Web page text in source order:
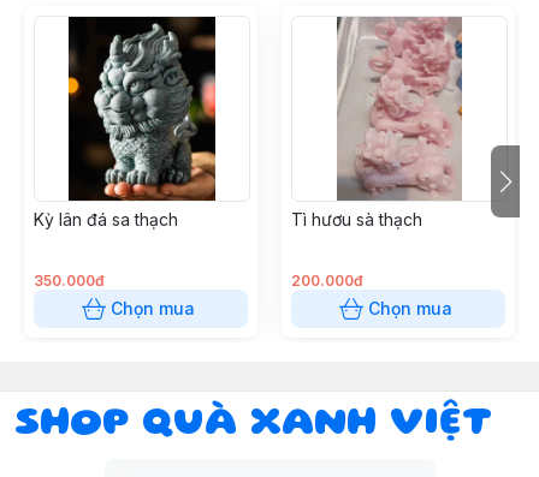
Kỳ lân đá sa thạch
350.000đ
Chọn mua
Tì hươu sà thạch
200.000đ
Chọn mua
SHOP QUÀ XANH VIỆT